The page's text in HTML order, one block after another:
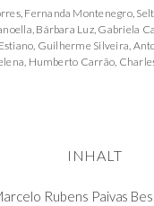
, Fernanda Montenegro,
, Bárbara Luz, Gabriela
, Guilherme Silveira,
, Humberto Carrão,
INHALT
Rubens Paivas